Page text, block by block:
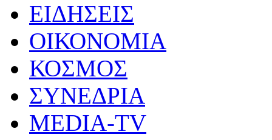
ΕΙΔΗΣΕΙΣ
ΟΙΚΟΝΟΜΙΑ
ΚΟΣΜΟΣ
ΣΥΝΕΔΡΙΑ
MEDIA-TV